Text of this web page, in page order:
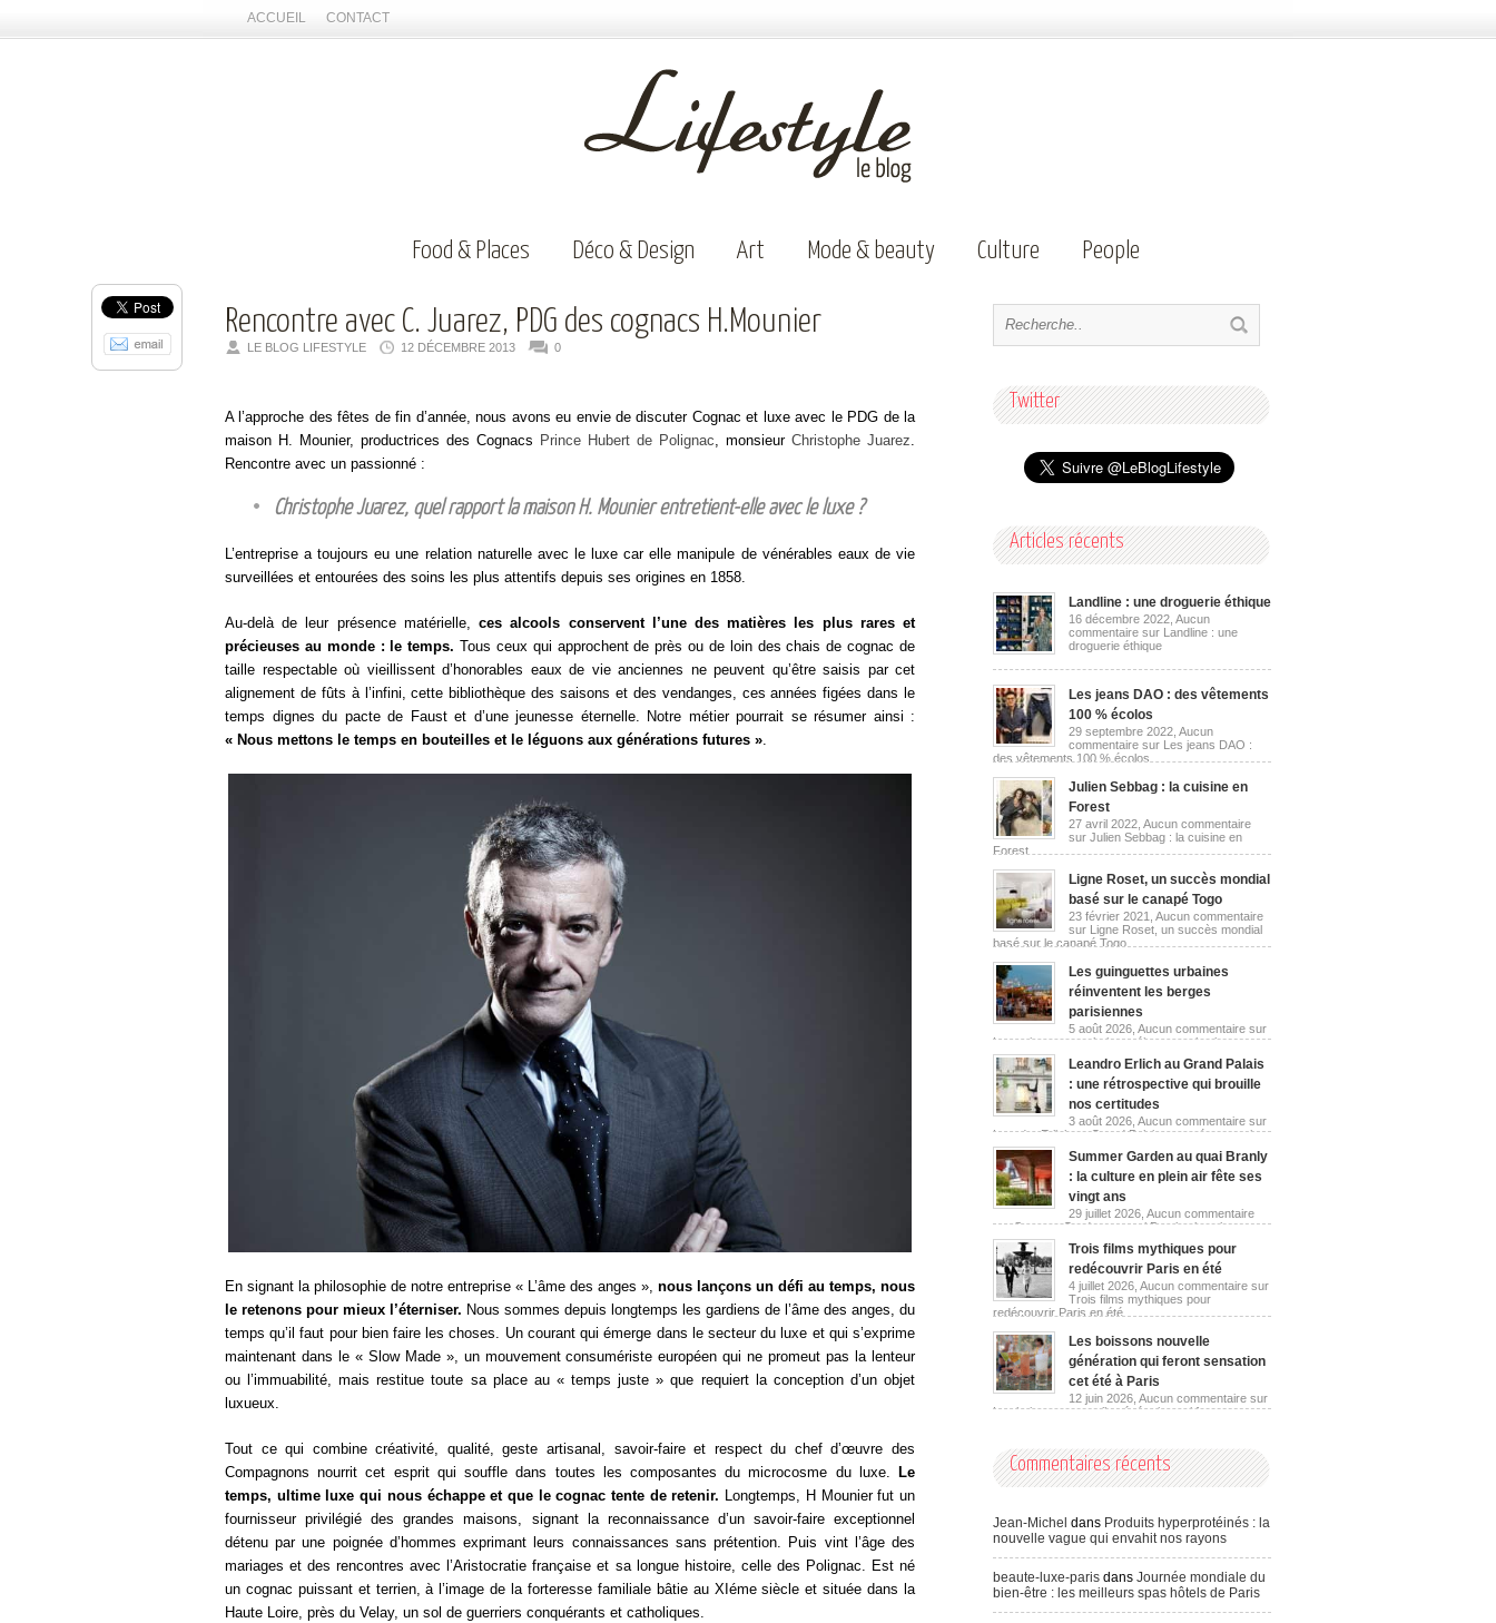
ACCUEIL CONTACT
Food & Places Déco & Design Art Mode & beauty Culture People
Rencontre avec C. Juarez, PDG des cognacs H.Mounier
LE BLOG LIFESTYLE 12 DÉCEMBRE 2013 0
A l’approche des fêtes de fin d’année, nous avons eu envie de discuter Cognac et luxe avec le PDG de la
maison H. Mounier, productrices des Cognacs Prince Hubert de Polignac, monsieur Christophe Juarez.
Rencontre avec un passionné :
Christophe Juarez, quel rapport la maisonH. Mounierentretient-elle avec le luxe ?
L’entreprise a toujours eu une relation naturelle avec le luxe car elle manipule de vénérables eaux de vie
surveillées et entourées des soins les plus attentifs depuis ses origines en 1858.
Au-delà de leur présence matérielle,ces alcools conservent l’une des matières les plus rares et
précieuses au monde : le temps. Tous ceux qui approchent de près ou de loin des chais de cognac de
taille respectable où vieillissent d’honorables eaux de vie anciennes ne peuvent qu’être saisis par cet
alignement de fûts à l’infini, cette bibliothèque des saisons et des vendanges, ces années figées dans le
temps dignes du pacte de Faust et d’une jeunesse éternelle. Notre métier pourrait se résumer ainsi :
« Nous mettons le temps en bouteilles et le léguons aux générations futures ».
En signant la philosophie de notre entreprise « L’âme des anges », nous lançons un défi au temps, nous
le retenons pour mieux l’éterniser. Nous sommes depuis longtemps les gardiens de l’âme des anges, du
temps qu’il faut pour bien faire les choses. Un courant qui émerge dans le secteur du luxe et qui s’exprime
maintenant dans le « Slow Made », un mouvement consumériste européen qui ne promeut pas la lenteur
ou l’immuabilité, mais restitue toute sa place au « temps juste » que requiert la conception d’un objet
luxueux.
Tout ce qui combine créativité, qualité, geste artisanal, savoir-faire et respect du chef d’œuvre des
Compagnons nourrit cet esprit qui souffle dans toutes les composantes du microcosme du luxe.
Le
temps, ultime luxe qui nous échappe et que le cognac tente de retenir. Longtemps, H Mounier fut un
fournisseur privilégié des grandes maisons, signant la reconnaissance d’un savoir-faire exceptionnel
détenu par une poignée d’hommes exprimant leurs connaissances sans prétention. Puis vint l’âge des
mariages et des rencontres avec l’Aristocratie française et sa longue histoire, celle des Polignac. Est né
un cognac puissant et terrien, à l’image de la forteresse familiale bâtie au XIéme siècle et située dans la
Haute Loire, près du Velay, un sol de guerriers conquérants et catholiques.
Twitter
Articles récents
Landline : une droguerie éthique
16 décembre 2022, Aucun
commentaire sur Landline : une
droguerie éthique
Les jeans DAO : des vêtements
100 % écolos
29 septembre 2022, Aucun
commentaire sur Les jeans DAO :
des vêtements 100 % écolos
Julien Sebbag : la cuisine en
Forest
27 avril 2022, Aucun commentaire
sur Julien Sebbag : la cuisine en
Forest
Ligne Roset, un succès mondial
basé sur le canapé Togo
23 février 2021, Aucun commentaire
sur Ligne Roset, un succès mondial
basé sur le canapé Togo
Les guinguettes urbaines
réinventent les berges
parisiennes
5 août 2026, Aucun commentaire sur
Les guinguettes urbaines réinventent les berges
parisiennes
Leandro Erlich au Grand Palais
: une rétrospective qui brouille
nos certitudes
3 août 2026, Aucun commentaire sur
Leandro Erlich au Grand Palais : une rétrospective
qui brouille nos certitudes
Summer Garden au quai Branly
: la culture en plein air fête ses
vingt ans
29 juillet 2026, Aucun commentaire
sur Summer Garden au quai Branly : la culture en
plein air fête ses vingt ans
Trois films mythiques pour
redécouvrir Paris en été
4 juillet 2026, Aucun commentaire sur
Trois films mythiques pour
redécouvrir Paris en été
Les boissons nouvelle
génération qui feront sensation
cet été à Paris
12 juin 2026, Aucun commentaire sur
Les boissons nouvelle génération qui feront
Commentaires récents
Jean-Michel dans Produits hyperprotéinés : la
nouvelle vague qui envahit nos rayons
beaute-luxe-paris dans Journée mondiale du
bien-être : les meilleurs spas hôtels de Paris